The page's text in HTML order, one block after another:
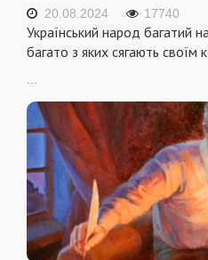
20.08.2024 17740
Український народ багатий
багато з яких сягають своїм
...